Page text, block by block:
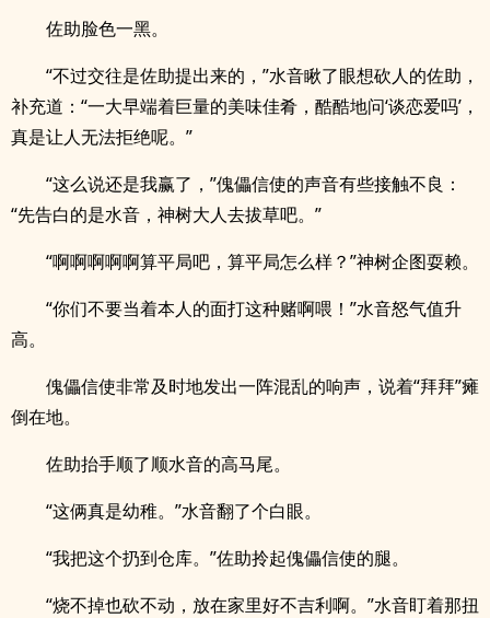
佐助脸色一黑。
“不过交往是佐助提出来的，”水音瞅了眼想砍人的佐助，
补充道：“一大早端着巨量的美味佳肴，酷酷地问‘谈恋爱吗’，
真是让人无法拒绝呢。”
“这么说还是我赢了，”傀儡信使的声音有些接触不良：
“先告白的是水音，神树大人去拔草吧。”
“啊啊啊啊啊算平局吧，算平局怎么样？”神树企图耍赖。
“你们不要当着本人的面打这种赌啊喂！”水音怒气值升
高。
傀儡信使非常及时地发出一阵混乱的响声，说着“拜拜”瘫
倒在地。
佐助抬手顺了顺水音的高马尾。
“这俩真是幼稚。”水音翻了个白眼。
“我把这个扔到仓库。”佐助拎起傀儡信使的腿。
“烧不掉也砍不动，放在家里好不吉利啊。”水音盯着那扭